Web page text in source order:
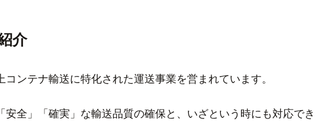
介
ンテナ輸送に特化された運送事業を営まれています。
全」「確実」な輸送品質の確保と、いざという時にも対応でき